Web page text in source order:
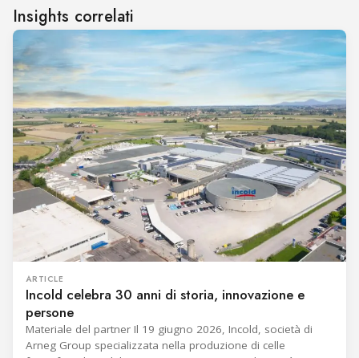
Insights correlati
ARTICLE
Incold celebra 30 anni di storia, innovazione e
persone
Materiale del partner Il 19 giugno 2026, Incold, società di
Arneg Group specializzata nella produzione di celle